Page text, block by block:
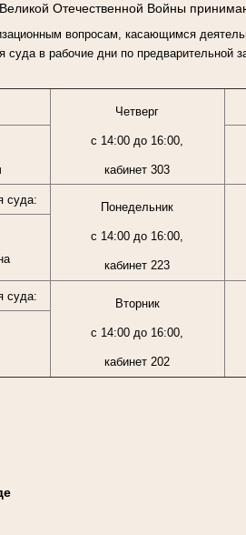
Отечественной Войны
вопросам, касающимся
суда в рабочие дни по предварительной
Четверг
с 14:00 до 16:00,
кабинет 303
суда:
Понедельник
с 14:00 до 16:00,
кабинет 223
суда:
Вторник
с 14:00 до 16:00,
кабинет 202